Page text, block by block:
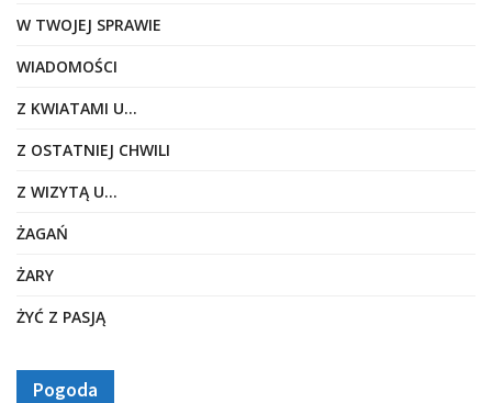
W TWOJEJ SPRAWIE
WIADOMOŚCI
Z KWIATAMI U…
Z OSTATNIEJ CHWILI
Z WIZYTĄ U…
ŻAGAŃ
ŻARY
ŻYĆ Z PASJĄ
Pogoda